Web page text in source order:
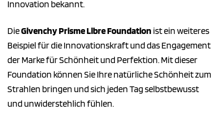
Innovation bekannt.
DieGivenchy Prisme Libre Foundation ist ein weiteres
Beispiel für die Innovationskraft und das Engagement
der Marke für Schönheit und Perfektion. Mit dieser
Foundation können Sie Ihre natürliche Schönheit zum
Strahlen bringen und sich jeden Tag selbstbewusst
und unwiderstehlich fühlen.